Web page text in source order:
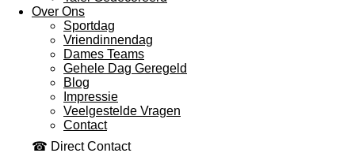
Over Ons
Sportdag
Vriendinnendag
Dames Teams
Gehele Dag Geregeld
Blog
Impressie
Veelgestelde Vragen
Contact
☎ Direct Contact